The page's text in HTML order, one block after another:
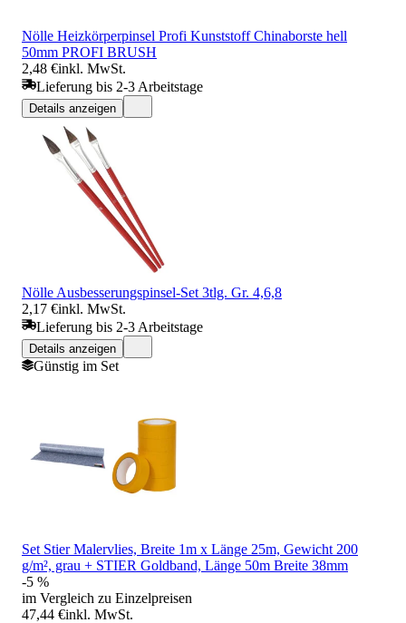
Nölle Heizkörperpinsel Profi Kunststoff Chinaborste hell
50mm PROFI BRUSH
2,48 €inkl. MwSt.
Lieferung bis 2-3 Arbeitstage
Details anzeigen
Nölle Ausbesserungspinsel-Set 3tlg. Gr. 4,6,8
2,17 €inkl. MwSt.
Lieferung bis 2-3 Arbeitstage
Details anzeigen
Günstig im Set
Set Stier Malervlies, Breite 1m x Länge 25m, Gewicht 200
g/m², grau + STIER Goldband, Länge 50m Breite 38mm
-5 %
im Vergleich zu Einzelpreisen
47,44 €inkl. MwSt.